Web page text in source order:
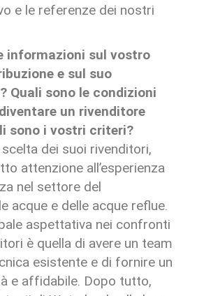
e le referenze dei nostri
informazioni sul vostro
e sul suo
Quali sono le condizioni
un rivenditore
sono i vostri criteri?
dei suoi rivenditori,
attenzione all’esperienza
nel settore del
acque e delle acque reflue.
aspettativa nei confronti
è quella di avere un team
esistente e di fornire un
e affidabile. Dopo tutto,